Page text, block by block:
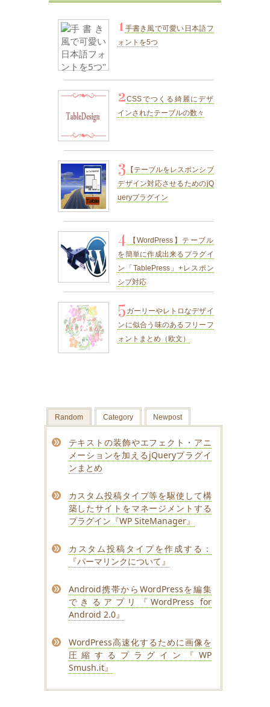
1 手書き風で可愛い日本語フ
ォントを5つ
2CSSでつくる綺麗にデザ
インされたテーブルの数々
3
【テーブルをレスポンシブ
デザイン対応させるためのjQ
ueryプラグイン
4
【WordPress】テーブル
を簡単に作成出来るプラグイ
ン「TablePress」+レスポン
シブ対応
5 ガーリーやレトロなデザイ
ンに似合う味のあるフリーフ
ォントまとめ（欧文）
Random Category Newpost
テキストの装飾やエフェクト・アニ
メーションを加えるjQueryプラグイ
ンまとめ
カスタム投稿タイプ等を駆使して構
築したサイトをマネージメントする
プラグイン『WP SiteManager』
カスタム投稿タイプを作成する：
『パーマリンクについて』
Android携帯からWordPressを編集
できるアプリ『WordPress for
Android 2.0』
WordPress高速化するために画像を
圧縮するプラグイン『WP
Smush.it』